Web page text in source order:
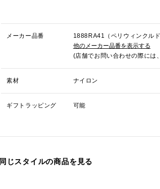
メーカー品番
1888RA41（ペリウィンクル
他のメーカー品番を表示する
(店舗でお問い合わせの際には
素材 ナイロン
ギフトラッピング 可能
同じスタイルの商品を見る